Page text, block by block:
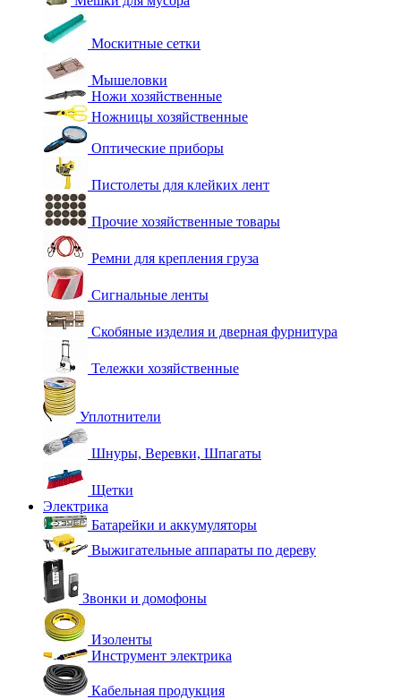
Москитные сетки
Мышеловки
Ножи хозяйственные
Ножницы хозяйственные
Оптические приборы
Пистолеты для клейких лент
Прочие хозяйственные товары
Ремни для крепления груза
Сигнальные ленты
Скобяные изделия и дверная фурнитура
Тележки хозяйственные
Уплотнители
Шнуры, Веревки, Шпагаты
Щетки
Электрика
Батарейки и аккумуляторы
Выжигательные аппараты по дереву
Звонки и домофоны
Изоленты
Инструмент электрика
Кабельная продукция